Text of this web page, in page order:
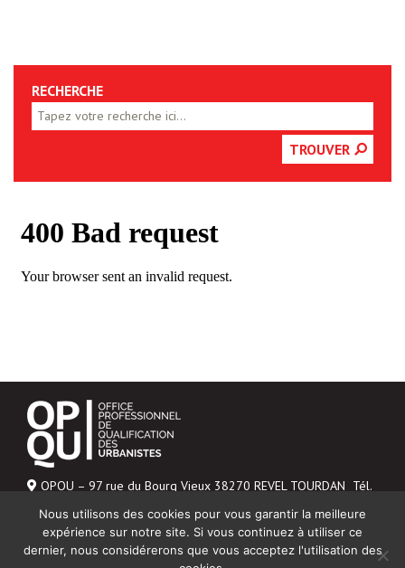
RECHERCHE
TROUVER
OPQU – 97 rue du Bourg Vieux 38270 REVEL TOURDAN Tél.
Mentions légales
NOUS CONTACTER
Nous utilisons des cookies pour vous garantir la meilleure
expérience sur notre site. Si vous continuez à utiliser ce
dernier, nous considérerons que vous acceptez l'utilisation des